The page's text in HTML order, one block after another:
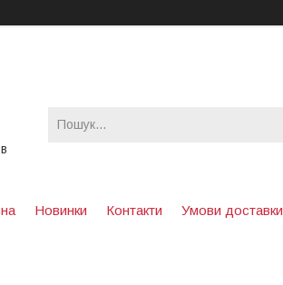
Новинки Контакти Умови доставки